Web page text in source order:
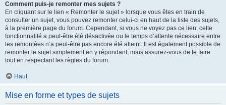
Comment puis-je remonter mes sujets ?
En cliquant sur le lien « Remonter le sujet » lorsque vous êtes en train de
consulter un sujet, vous pouvez remonter celui-ci en haut de la liste des sujets,
à la première page du forum. Cependant, si vous ne voyez pas ce lien, cette
fonctionnalité a peut-être été désactivée ou le temps d’attente nécessaire entre
les remontées n’a peut-être pas encore été atteint. Il est également possible de
remonter le sujet simplement en y répondant, mais assurez-vous de le faire
tout en respectant les règles du forum.
Haut
Mise en forme et types de sujets